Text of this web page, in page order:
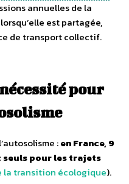
annuelles de la
est partagée,
de transport collectif.
pour
:en France, 9
seuls pour les trajets
la transition écologique).